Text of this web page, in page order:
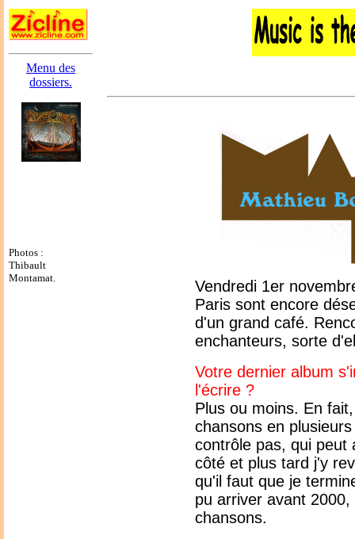
Menu des
dossiers.
Photos :
Thibault
Montamat.
Vendredi 1er
Paris sont encore
d'un grand café.
enchanteurs, sorte
Votre dernier album
l'écrire ?
Plus ou moins. En
chansons en
contrôle pas, qui peut
côté et plus tard j'y
qu'il faut que je
pu arriver avant
chansons.